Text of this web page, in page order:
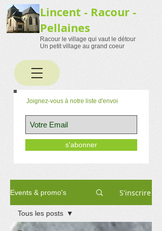
Lincent - Racour -
Pellaines
Racour le village qui vaut le détour
Un petit village au grand coeur
Joignez-vous à notre liste d'envoi
s'abonner
Events & promo's S'inscrire
Tous les posts